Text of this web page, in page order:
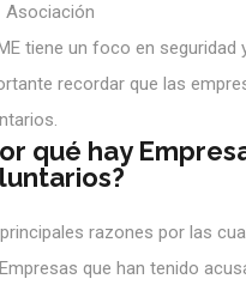
tiene un foco en
recordar que las
qué hay
razones por las
que han tenido